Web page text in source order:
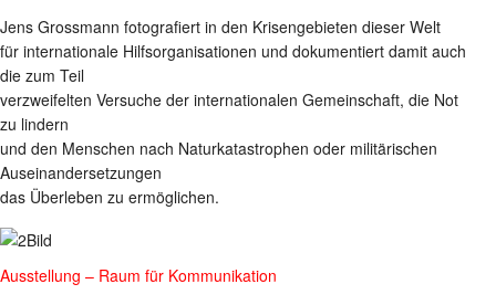
Jens Grossmann fotografiert in den Krisengebieten dieser Welt
für internationale Hilfsorganisationen und dokumentiert damit auch
die zum Teil
verzweifelten Versuche der internationalen Gemeinschaft, die Not
zu lindern
und den Menschen nach Naturkatastrophen oder militärischen
Auseinandersetzungen
das Überleben zu ermöglichen.
Ausstellung – Raum für Kommunikation